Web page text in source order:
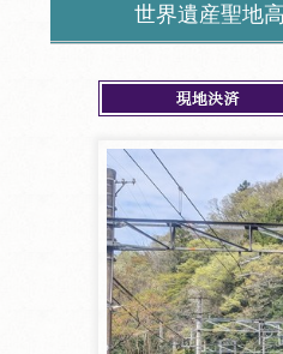
世界遺産聖地